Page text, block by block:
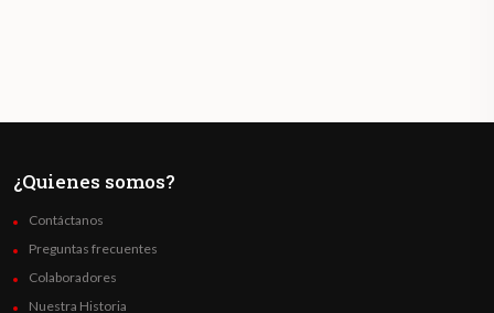
¿Quienes somos?
Contáctanos
Preguntas frecuentes
Colaboradores
Nuestra Historia